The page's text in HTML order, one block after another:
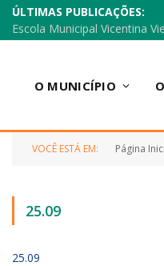
ÚLTIMAS PUBLICAÇÕES:
O MUNICÍPIO
VOCÊ ESTÁ EM: Página
25.09
25.09